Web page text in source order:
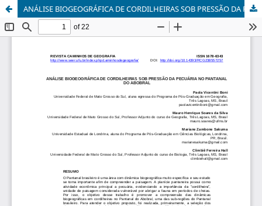
ANÁLISE BIOGEOGRÁFICA DE CORDILHEIRAS SOB PRESSÃO DA PECUÁRIA NO PANTANAL DO ABOBRAL